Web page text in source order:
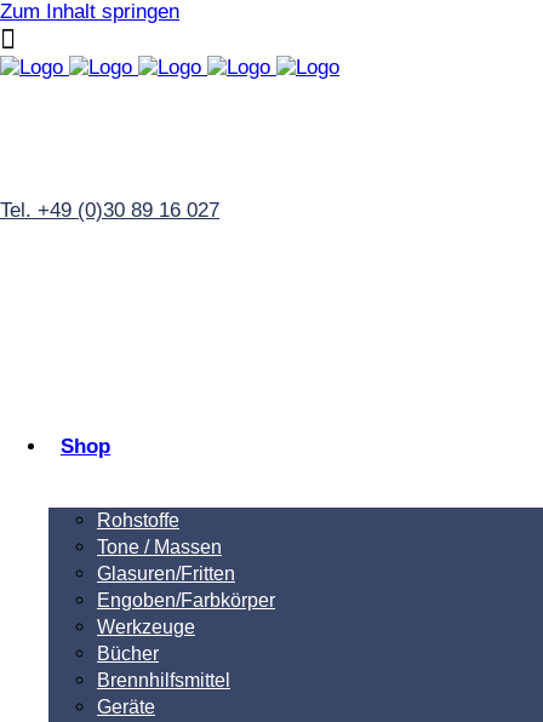
Zum Inhalt springen
Tel. +49 (0)30 89 16 027
Shop
Rohstoffe
Tone / Massen
Glasuren/Fritten
Engoben/Farbkörper
Werkzeuge
Bücher
Brennhilfsmittel
Geräte